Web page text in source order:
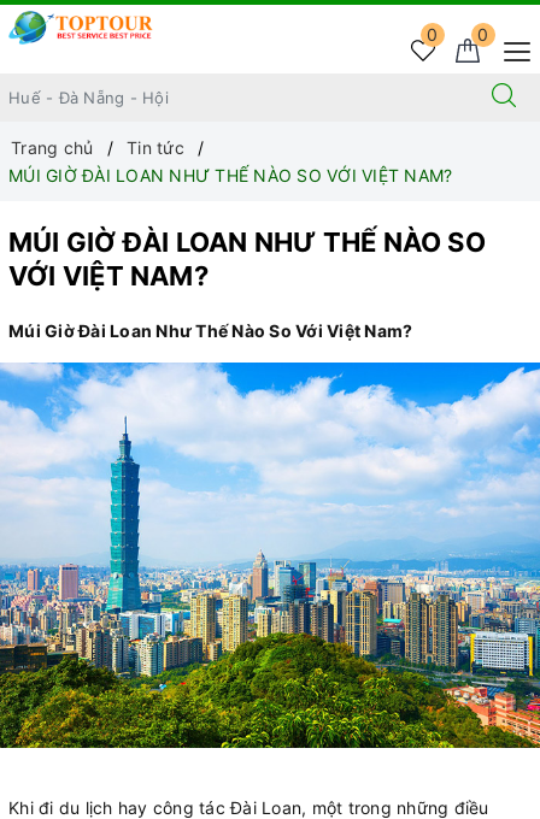
0
0
Trang chủ
Tin tức
MÚI GIỜ ĐÀI LOAN NHƯ THẾ NÀO SO VỚI VIỆT NAM?
MÚI GIỜ ĐÀI LOAN NHƯ THẾ NÀO SO
VỚI VIỆT NAM?
Múi Giờ Đài Loan Như Thế Nào So Với Việt Nam?
Khi đi du lịch hay công tác Đài Loan, một trong những điều